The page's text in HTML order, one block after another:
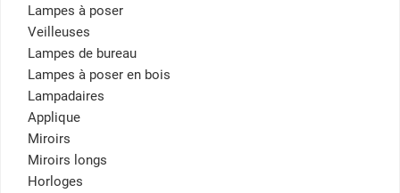
Lampes à poser
Veilleuses
Lampes de bureau
Lampes à poser en bois
Lampadaires
Applique
Miroirs
Miroirs longs
Horloges